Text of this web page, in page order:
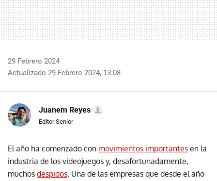
29 Febrero 2024
Actualizado 29 Febrero 2024, 13:08
Juanem Reyes
Editor Senior
El año ha comenzado con movimientos importantes en la
industria de los videojuegos y, desafortunadamente,
muchos despidos. Una de las empresas que desde el año